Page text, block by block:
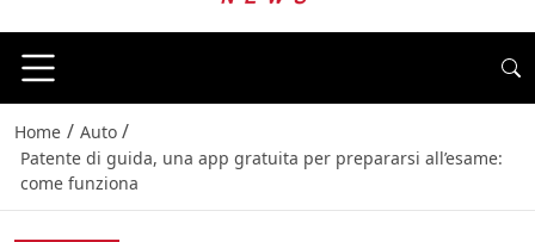
Home / Auto /
Patente di guida, una app gratuita per prepararsi all’esame:
come funziona